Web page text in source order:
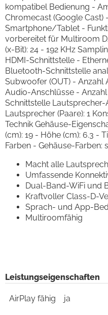
kompatibel Bedienung -
Chromecast (Google
Smartphone/Tablet -
vorbereitet für Multiroom
(x-Bit): 24 - 192 KHz
HDMI-Schnittstelle -
Bluetooth-Schnittstelle
Subwoofer (OUT) - Anzahl
Audio-Anschlüsse - Anzahl
Schnittstelle
Lautsprecher (Paare): 1
Technik Gehäuse-
(cm): 19 - Höhe (cm): 6.3 -
Farben - Gehäuse-Farben:
Macht alle
Umfassende
Dual-Band-WiFi und
Kraftvoller Class-D-
Sprach- und App-
Multiroomfähig
Leistungseigenschaften
AirPlay fähig ja